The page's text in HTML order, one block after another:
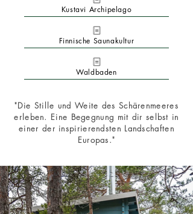
Kustavi Archipelago
Finnische Saunakultur
Waldbaden
"Die Stille und Weite des Schärenmeeres
erleben. Eine Begegnung mit dir selbst in
einer der inspirierendsten Landschaften
Europas."